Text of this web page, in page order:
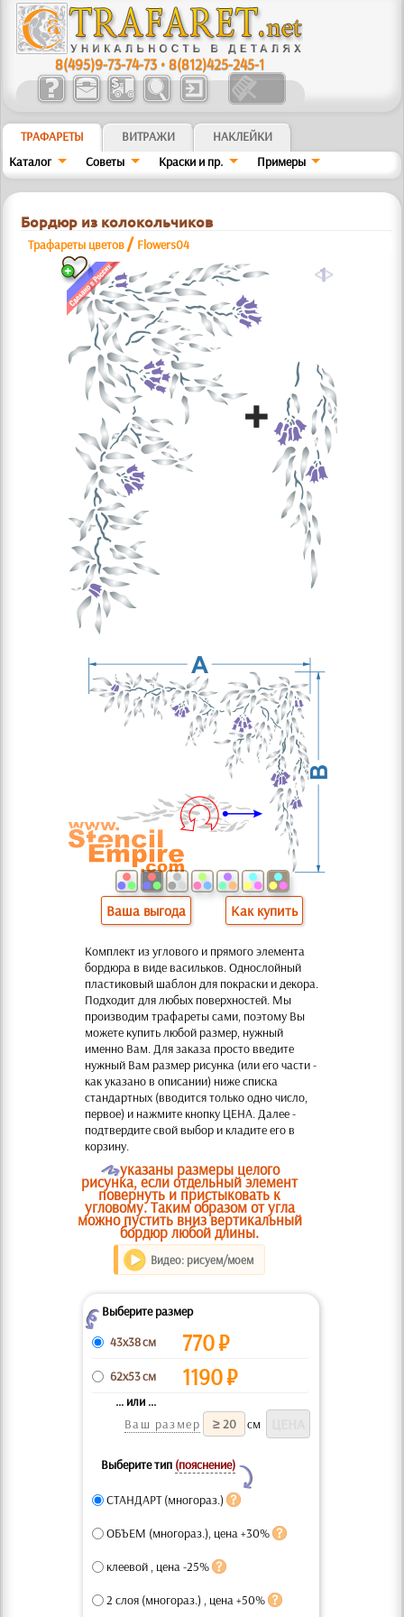
8(495)9-73-74-73 •8(812)425-245-1
ТРАФАРЕТЫ ВИТРАЖИ
НАКЛЕЙКИ
Каталог
Советы Краски и пр. Примеры
Бордюр из колокольчиков
Трафареты цветов / Flowers04
a
Ваша выгода Как купить
Комплект из углового и прямого элемента
бордюра в виде васильков. Однослойный
пластиковый шаблон для покраски и декора.
Подходит для любых поверхностей. Мы
производим трафареты сами, поэтому Вы
можете купить любой размер, нужный
именно Вам. Для заказа просто введите
нужный Вам размер рисунка (или его части -
как указано в описании) ниже списка
стандартных (вводится только одно число,
первое) и нажмите кнопку ЦЕНА. Далее -
подтвердите свой выбор и кладите его в
корзину.
Oуказаны размеры целого
рисунка, если отдельный элемент
повернуть и пристыковать к
угловому. Таким образом от угла
можно пустить вниз вертикальный
бордюр любой длины.
Видео: рисуем/моем
ZВыберите размер
43x38 см
770₽
62x53 см 1190₽
... или ...
Ваш размер
см
Выберите тип (пояснение)
Y
СТАНДАРТ (многораз.)
ОБЪЕМ (многораз.), цена +30%
клеевой , цена -25%
2 слоя (многораз.) , цена +50%